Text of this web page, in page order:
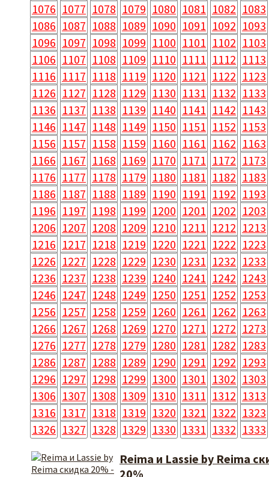
1076 1077 1078 1079 1080 1081 1082 1083
1086 1087 1088 1089 1090 1091 1092 1093
1096 1097 1098 1099 1100 1101 1102 1103
1106 1107 1108 1109 1110 1111 1112 1113
1116 1117 1118 1119 1120 1121 1122 1123
1126 1127 1128 1129 1130 1131 1132 1133
1136 1137 1138 1139 1140 1141 1142 1143
1146 1147 1148 1149 1150 1151 1152 1153
1156 1157 1158 1159 1160 1161 1162 1163
1166 1167 1168 1169 1170 1171 1172 1173
1176 1177 1178 1179 1180 1181 1182 1183
1186 1187 1188 1189 1190 1191 1192 1193
1196 1197 1198 1199 1200 1201 1202 1203
1206 1207 1208 1209 1210 1211 1212 1213
1216 1217 1218 1219 1220 1221 1222 1223
1226 1227 1228 1229 1230 1231 1232 1233
1236 1237 1238 1239 1240 1241 1242 1243
1246 1247 1248 1249 1250 1251 1252 1253
1256 1257 1258 1259 1260 1261 1262 1263
1266 1267 1268 1269 1270 1271 1272 1273
1276 1277 1278 1279 1280 1281 1282 1283
1286 1287 1288 1289 1290 1291 1292 1293
1296 1297 1298 1299 1300 1301 1302 1303
1306 1307 1308 1309 1310 1311 1312 1313
1316 1317 1318 1319 1320 1321 1322 1323
1326 1327 1328 1329 1330 1331 1332 1333
Reima и Lassie